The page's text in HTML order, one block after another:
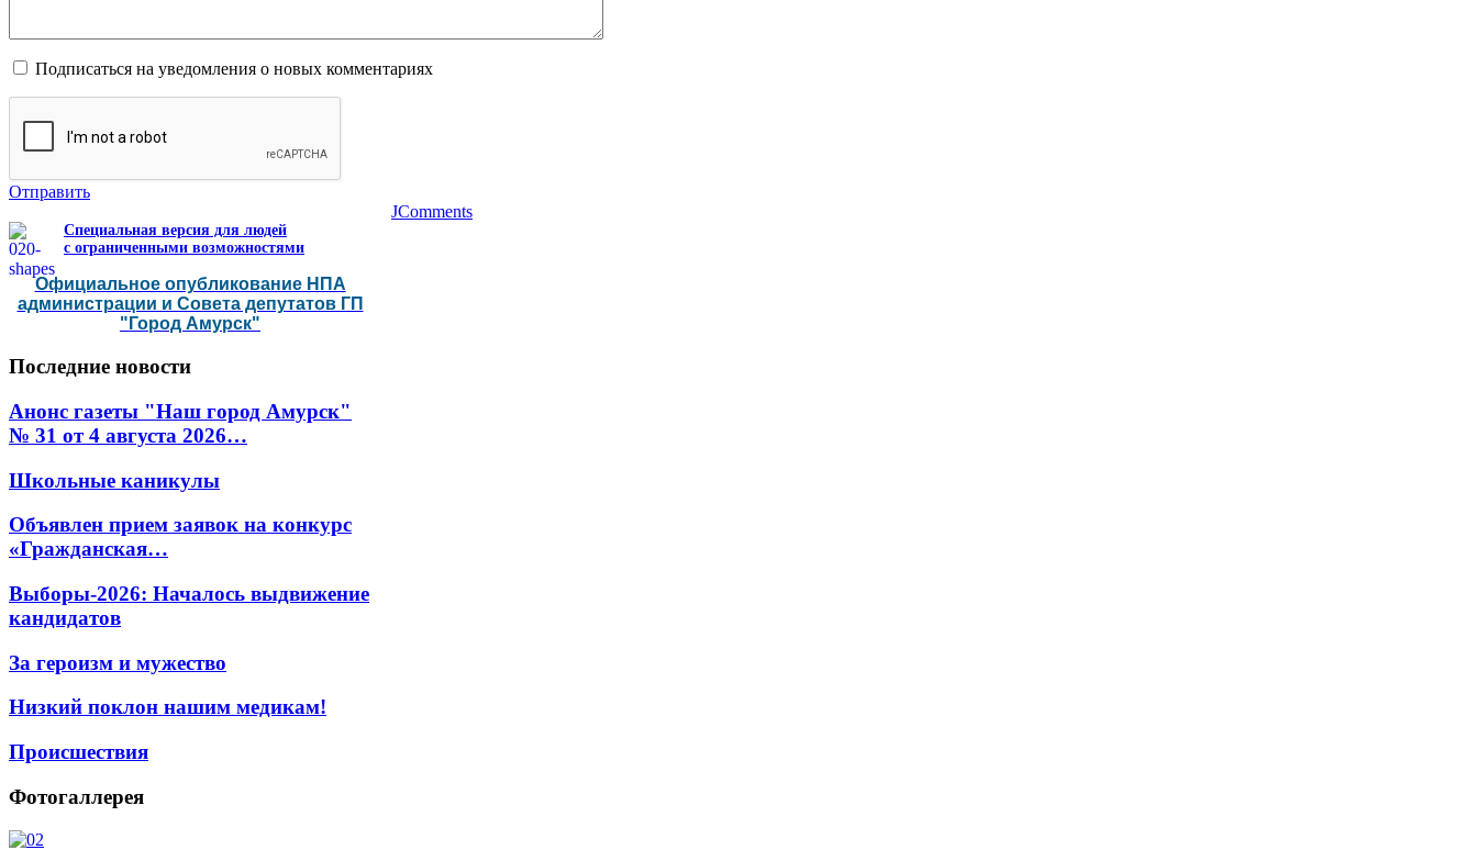
Подписаться на уведомления о новых комментариях
Отправить
JComments
Специальная версия для людей
с ограниченными возможностями
Официальное опубликование НПА
администрации и Совета депутатов ГП
"Город Амурск"
Последние новости
Анонс газеты "Наш город Амурск"
№ 31 от 4 августа 2026…
Школьные каникулы
Объявлен прием заявок на конкурс
«Гражданская…
Выборы-2026: Началось выдвижение
кандидатов
За героизм и мужество
Низкий поклон нашим медикам!
Происшествия
Фотогаллерея